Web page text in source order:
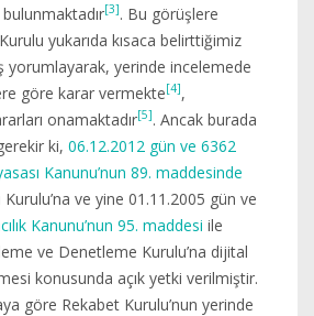
[3]. Bu görüşlere
yukarıda kısaca belirttiğimiz
yorumlayarak, yerinde incelemede
göre karar vermekte[4],
onamaktadır[5]. Ancak burada
ki, 06.12.2012 gün ve 6362
Kanunu’nun 89. maddesinde
Kurulu’na ve yine 01.11.2005 gün ve
Kanunu’nun 95. maddesi ile
ve Denetleme Kurulu’na dijital
konusunda açık yetki verilmiştir.
göre Rekabet Kurulu’nun yerinde